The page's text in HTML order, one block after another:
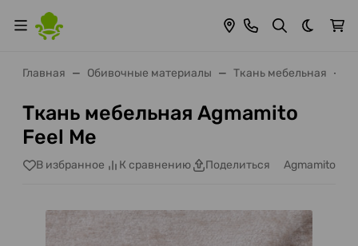
Темная
Главная Обивочные материалы Ткань мебельная
Ткань мебельная Agmamito
Feel Me
В избранное К сравнению Поделиться Agmamito